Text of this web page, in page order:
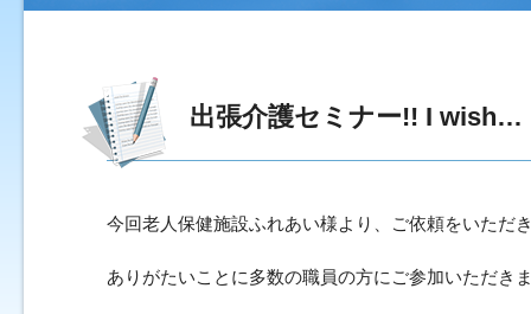
出張介護セミナー!! I wish…
今回老人保健施設ふれあい様より、ご依頼をいた
ありがたいことに多数の職員の方にご参加いただき